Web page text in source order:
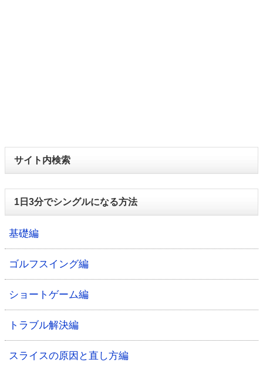
サイト内検索
1日3分でシングルになる方法
基礎編
ゴルフスイング編
ショートゲーム編
トラブル解決編
スライスの原因と直し方編